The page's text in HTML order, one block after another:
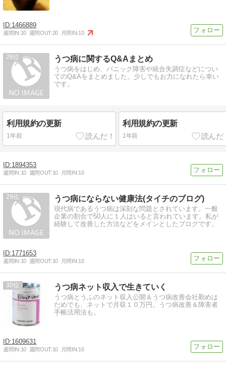
1466889
週間IN:10 週間OUT:20 月間IN:10
28 うつ病に関するQ&Aまとめ
うつ病をはじめ、パニック障害や統合失調症などについ
てのQ&Aをまとめました。少しでもお力になれたら幸い
です。
利用規約の更新
1年前
利用規約の更新
1年前
1894353
週間IN:10 週間OUT:10 月間IN:10
29 うつ病にならない健康法(タイチのブログ)
現代病であるうつ病は深刻な問題とされています。一般
企業の割合で50人に１人はいると言われています。私が
経験して改善した方法などをメインとしたブログです。
1771653
週間IN:10 週間OUT:10 月間IN:10
30 うつ病ネット収入で生きていく
うつ病とうふのネット収入公開＆うつ病改善会社勤めは
だめでも、ネットで月収１０万円。うつ病改善＆障害者
手帳活用法も。
1609631
週間IN:10 週間OUT:10 月間IN:10